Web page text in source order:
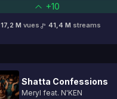
+10
17,2 M vues 41,4 M streams
Shatta Confessions
Meryl feat. N'KEN